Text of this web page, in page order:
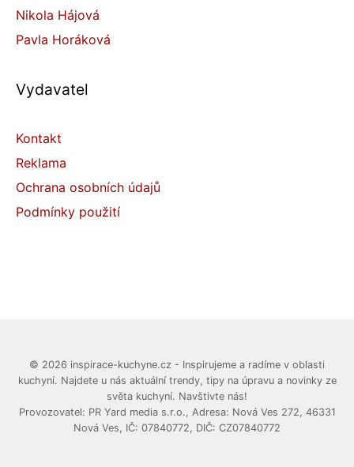
Nikola Hájová
Pavla Horáková
Vydavatel
Kontakt
Reklama
Ochrana osobních údajů
Podmínky použití
© 2026 inspirace-kuchyne.cz - Inspirujeme a radíme v oblasti
kuchyní. Najdete u nás aktuální trendy, tipy na úpravu a novinky ze
světa kuchyní. Navštivte nás!
Provozovatel: PR Yard media s.r.o., Adresa: Nová Ves 272, 46331
Nová Ves, IČ: 07840772, DIČ: CZ07840772